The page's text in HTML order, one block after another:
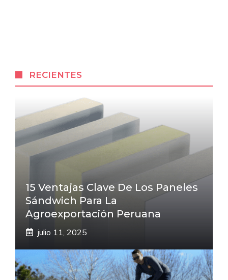
RECIENTES
15 Ventajas Clave De Los Paneles
Sándwich Para La
Agroexportación Peruana
julio 11, 2025